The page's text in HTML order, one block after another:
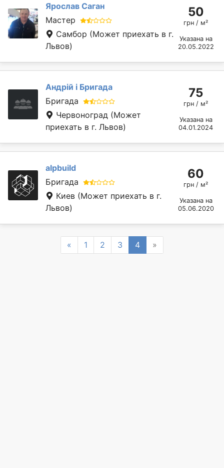
Ярослав Саган
Мастер
Самбор (Может приехать в г.
Львов)
50
грн / м²
Указана на
20.05.2022
Андрій і Бригада
Бригада
Червоноград (Может
приехать в г. Львов)
75
грн / м²
Указана на
04.01.2024
alpbuild
Бригада
Киев (Может приехать в г.
Львов)
60
грн / м²
Указана на
05.06.2020
« Previous
1 2 3 4 »